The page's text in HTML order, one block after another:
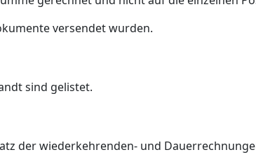
versendet wurden.
sind gelistet.
der wiederkehrenden- und